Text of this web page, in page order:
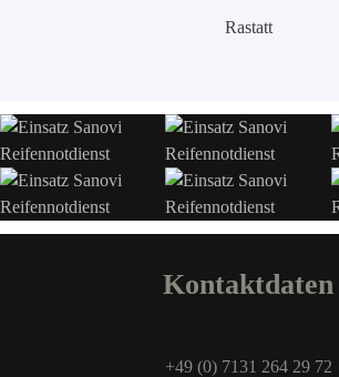
Rastatt
Kontaktdaten
+49 (0) 7131 264 29 72